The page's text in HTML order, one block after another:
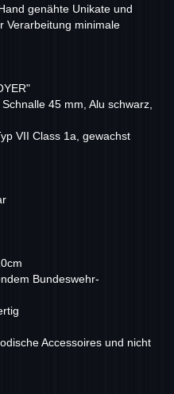
genähte Unikate und
Verarbeitung minimale
45 mm, Alu schwarz,
VII Class 1a, gewachst
Bundeswehr-
Accessoires und nicht